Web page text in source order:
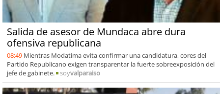
Salida de asesor de Mundaca abre dura
ofensiva republicana
08:49 Mientras Modatima evita confirmar una candidatura, cores del
Partido Republicano exigen transparentar la fuerte sobreexposición del
jefe de gabinete.
soyvalparaiso